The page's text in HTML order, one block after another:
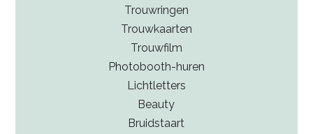
Trouwringen
Trouwkaarten
Trouwfilm
Photobooth-huren
Lichtletters
Beauty
Bruidstaart